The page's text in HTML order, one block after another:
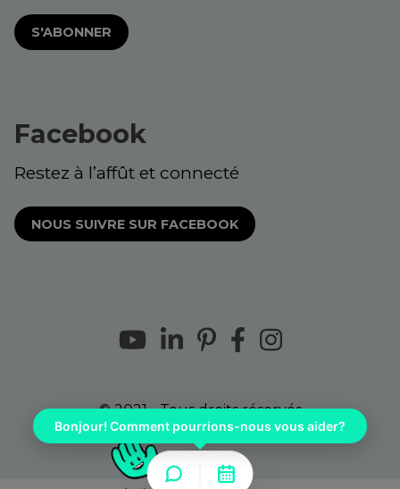
S'ABONNER
Facebook
Restez à l’affût et connecté
NOUS SUIVRE SUR FACEBOOK
© 2021 - Tous droits réservés
Bonjour! Comment pourrions-nous vous aider?